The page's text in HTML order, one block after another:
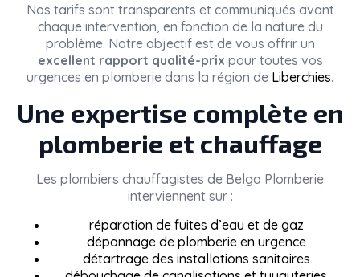
Nos tarifs sont transparents et communiqués avant
chaque intervention, en fonction de la nature du
problème. Notre objectif est de vous offrir un
excellent rapport qualité-prix pour toutes vos
urgences en plomberie dans la région de Liberchies.
Une expertise complète en
plomberie et chauffage
Les plombiers chauffagistes de Belga Plomberie
interviennent sur :
réparation de fuites d’eau et de gaz
dépannage de plomberie en urgence
détartrage des installations sanitaires